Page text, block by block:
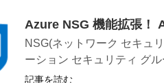
Azure NSG 機能拡張
NSG(ネットワーク セキュ
ーション セキュリティ グ
記事を読む